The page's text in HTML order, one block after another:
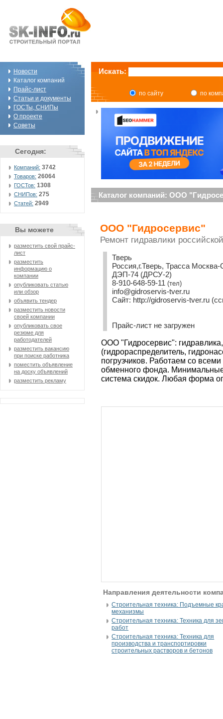
Новости
Каталог компаний
Прайс-лист
Статьи и документы
ГОСТы, СНИПы
О проекте
Советы
Сегодня:
Компаний: 3742
Товаров: 26064
ГОСТов: 1308
СНИПов: 275
Статей: 2949
Вы можете
разместить свой прайс-
лист
разместить
информацию о
компании
опубликовать статью
или обзор
объявить тендер
разместить новости
своей компании
опубликовать свое
резюме для
работодателей
разместить вакансию
при поиске работника
поместить объявление
на доску объявлений
разместить рекламу
Искать:
по сайту по
Каталог компаний: ООО
ООО "Гидросервис"
Ремонт гидравлики
Тверь
Россия,г.Тверь, Трасса
ДЭП-74 (ДРСУ-2)
8-910-648-59-11(тел)
info@gidroservis-tver.ru
Сайт: http://gidroservis-tver.ru
Прайс-лист не загружен
ООО "Гидросервис":
(гидрораспределитель,
погрузчиков. Работаем со
обменного фонда.
система скидок. Любая форма
Направления деятельности
Строительная техника: Подъемные
механизмы
Строительная техника: Техника для
работ
Строительная техника: Техника для
производства и транспортировки
строительных растворов и бетонов